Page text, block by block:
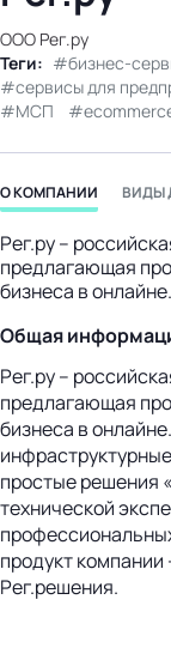
бизнес-центр
OOO Рег.ру
Теги:
бизнес-
сервисы для
МСП
О КОМПАНИИ ВИДЫ
Рег.ру –
предлагающая
бизнеса в онлайне.
Общая
Рег.ру –
предлагающая
бизнеса в
простые решения
технической
продукт
Рег.решения.